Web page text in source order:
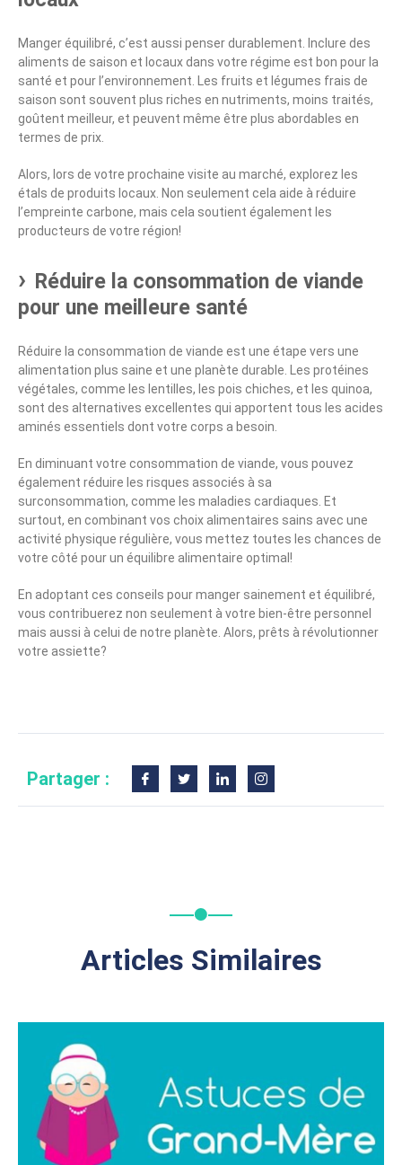
Manger équilibré, c’est aussi penser durablement. Inclure des
aliments de saison et locaux dans votre régime est bon pour la
santé et pour l’environnement. Les fruits et légumes frais de
saison sont souvent plus riches en nutriments, moins traités,
goûtent meilleur, et peuvent même être plus abordables en
termes de prix.
Alors, lors de votre prochaine visite au marché, explorez les
étals de produits locaux. Non seulement cela aide à réduire
l’empreinte carbone, mais cela soutient également les
producteurs de votre région!
Réduire la consommation de viande
pour une meilleure santé
Réduire la consommation de viande est une étape vers une
alimentation plus saine et une planète durable. Les protéines
végétales, comme les lentilles, les pois chiches, et les quinoa,
sont des alternatives excellentes qui apportent tous les acides
aminés essentiels dont votre corps a besoin.
En diminuant votre consommation de viande, vous pouvez
également réduire les risques associés à sa
surconsommation, comme les maladies cardiaques. Et
surtout, en combinant vos choix alimentaires sains avec une
activité physique régulière, vous mettez toutes les chances de
votre côté pour un équilibre alimentaire optimal!
En adoptant ces conseils pour manger sainement et équilibré,
vous contribuerez non seulement à votre bien-être personnel
mais aussi à celui de notre planète. Alors, prêts à révolutionner
votre assiette?
Partager :
Articles Similaires